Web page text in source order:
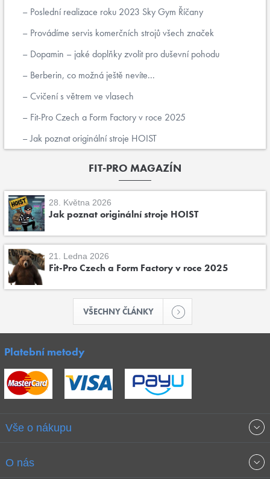
Poslední realizace roku 2023 Sky Gym Říčany
Provádíme servis komerčních strojů všech značek
Dopamin – jaké doplňky zvolit pro duševní pohodu
Berberin, co možná ještě nevíte...
Cvičení s větrem ve vlasech
Fit-Pro Czech a Form Factory v roce 2025
Jak poznat originální stroje HOIST
FIT-PRO MAGAZÍN
28. Května 2026
Jak poznat originální stroje HOIST
21. Ledna 2026
Fit-Pro Czech a Form Factory v roce 2025
VŠECHNY ČLÁNKY
Platební metody
Vše o nákupu
Obchodní podmínky
O nás